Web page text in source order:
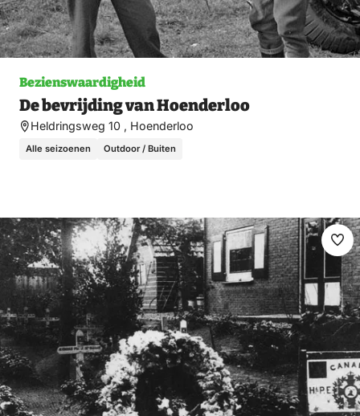
Bezienswaardigheid
De bevrijding van Hoenderloo
Heldringsweg 10 , Hoenderloo
Alle seizoenen Outdoor / Buiten